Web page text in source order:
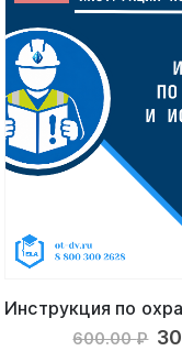
600.00₽